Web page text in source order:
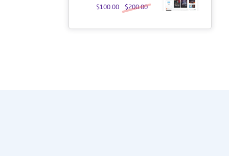
تم التقييم
5.00من 5
$200.00
$100.00